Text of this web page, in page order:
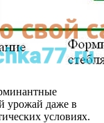
урожай даже в
условиях.